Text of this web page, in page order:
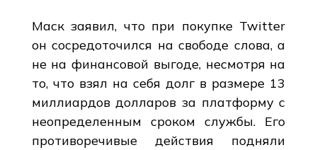
Маск заявил, что при покупке Twitter
он сосредоточился на свободе слова, а
не на финансовой выгоде, несмотря на
то, что взял на себя долг в размере 13
миллиардов долларов за платформу с
неопределенным сроком службы. Его
противоречивые действия подняли